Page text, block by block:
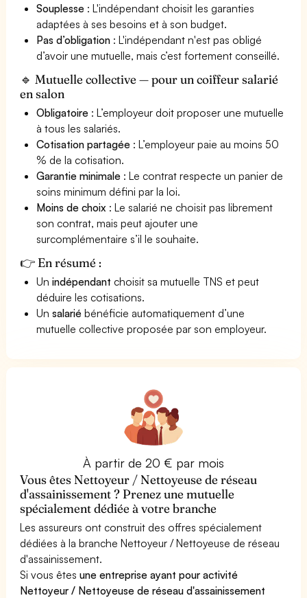
Souplesse : L'indépendant choisit les garanties
adaptées à ses besoins et à son budget.
Pas d’obligation : L'indépendant n'est pas obligé
d’avoir une mutuelle, mais c’est fortement conseillé.
🔹 Mutuelle collective — pour un coiffeur salarié
en salon
Obligatoire : L’employeur doit proposer une mutuelle
à tous les salariés.
Cotisation partagée : L’employeur paie au moins 50
% de la cotisation.
Garantie minimale : Le contrat respecte un panier de
soins minimum défini par la loi.
Moins de choix : Le salarié ne choisit pas librement
son contrat, mais peut ajouter une
surcomplémentaire s’il le souhaite.
👉 En résumé :
Unindépendant choisit sa mutuelle TNS et peut
déduire les cotisations.
Unsalarié bénéficie automatiquement d’une
mutuelle collective proposée par son employeur.
À partir de 20 € par mois
Vous êtes Nettoyeur / Nettoyeuse de réseau
d'assainissement ? Prenez une mutuelle
spécialement dédiée à votre branche
Les assureurs ont construit des offres spécialement
dédiées à la branche Nettoyeur / Nettoyeuse de réseau
d'assainissement.
Si vous êtesune entreprise ayant pour activité
Nettoyeur / Nettoyeuse de réseau d'assainissement